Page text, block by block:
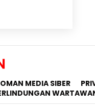
MEDIA SIBER